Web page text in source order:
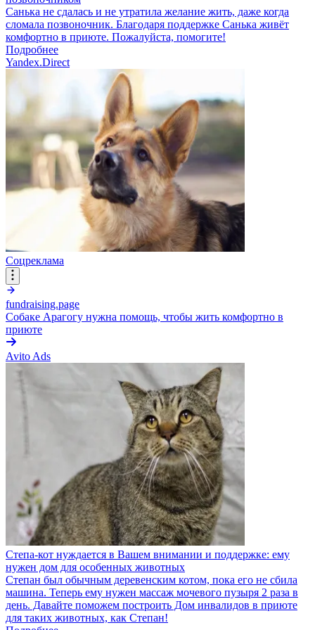
Санька не сдалась и не утратила желание жить, даже когда
сломала позвоночник. Благодаря поддержке Санька живёт
комфортно в приюте. Пожалуйста, помогите!
Подробнее
Yandex.Direct
Соцреклама
fundraising.page
Собаке Арагогу нужна помощь, чтобы жить комфортно в
приюте
Avito Ads
Степа-кот нуждается в Вашем внимании и поддержке: ему
нужен дом для особенных животных
Степан был обычным деревенским котом, пока его не сбила
машина. Теперь ему нужен массаж мочевого пузыря 2 раза в
день. Давайте поможем построить Дом инвалидов в приюте
для таких животных, как Степан!